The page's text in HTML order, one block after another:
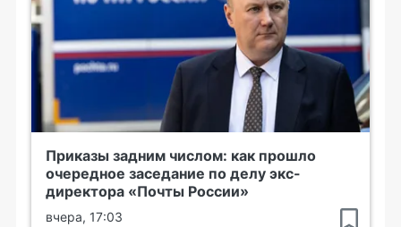
Приказы задним числом: как прошло
очередное заседание по делу экс-
директора «Почты России»
вчера, 17:03